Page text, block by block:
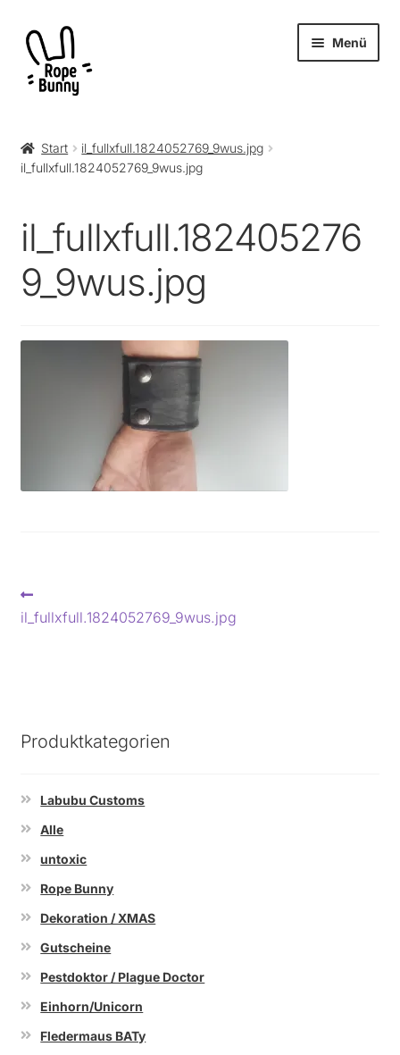
Zur
Navigation
springen
Zum
Inhalt
springen
Menü
RopeBunny
Museum
Journal
Start
il_fullxfull.1824052769_9wus.jpg
il_fullxfull.1824052769_9wus.jpg
il_fullxfull.182405276
9_9wus.jpg
Beitragsnavigation
Beitrag:
il_fullxfull.1824052769_9wus.jpg
Produktkategorien
Labubu Customs
Alle
untoxic
Rope Bunny
Dekoration / XMAS
Gutscheine
Pestdoktor / Plague Doctor
Einhorn/Unicorn
Fledermaus BATy